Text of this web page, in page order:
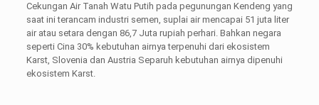
Cekungan Air Tanah Watu Putih pada pegunungan Kendeng yang
saat ini terancam industri semen, suplai air mencapai 51 juta liter
air atau setara dengan 86,7 Juta rupiah perhari. Bahkan negara
seperti Cina 30% kebutuhan airnya terpenuhi dari ekosistem
Karst, Slovenia dan Austria Separuh kebutuhan airnya dipenuhi
ekosistem Karst.